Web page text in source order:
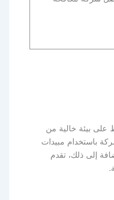
بيئة خالية من
باستخدام مبيدات
إلى ذلك، تقدم